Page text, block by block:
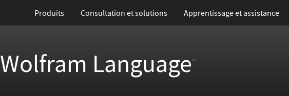
Produits Consultation et solutions Apprentissage et assistance
Wolfram Language™